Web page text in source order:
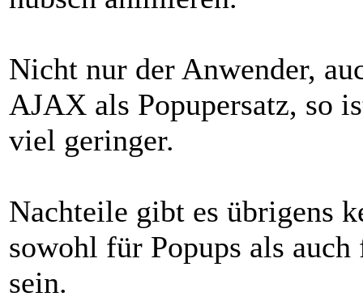
Nicht nur der Anwender,
AJAX als Popupersatz, so
viel geringer.
Nachteile gibt es übrigens
sowohl für Popups als
sein.